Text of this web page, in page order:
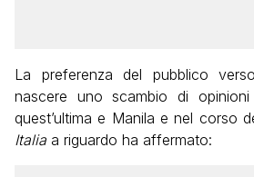
La preferenza del pubblico
nascere uno scambio di
quest’ultima e Manila e nel corso
Italia a riguardo ha affermato: